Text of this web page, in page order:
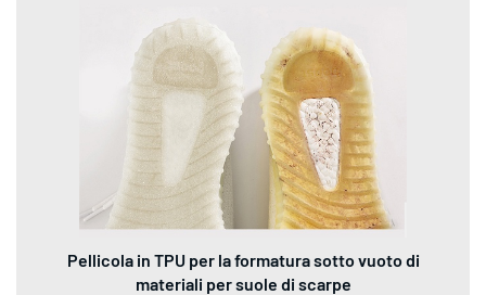
Pellicola in TPU per la formatura sotto vuoto di
materiali per suole di scarpe